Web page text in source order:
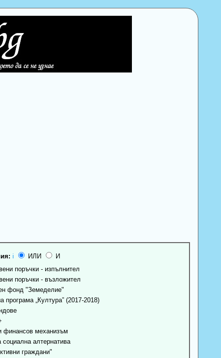
ℹ ИЛИ
И
поръчки - изпълнител
поръчки - възложител
фонд "Земеделие"
програма „Култура” (2017-2018)
финансов механизъм
социална алтернатива
граждани"